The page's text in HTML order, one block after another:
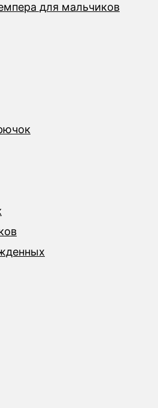
для мальчиков